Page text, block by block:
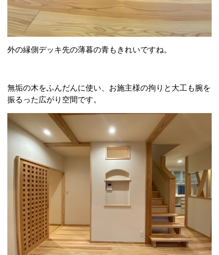
外の縁側デッキ先の薄暮の青もきれいですね。
無垢の木をふんだんに使い、お施主様の拘りと大工も腕を
振るった広がり空間です。